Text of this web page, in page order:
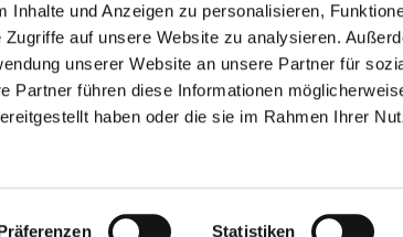
Inhalte und Anzeigen zu personalisieren,
auf unsere Website zu analysieren.
unserer Website an unsere Partner für
Partner führen diese Informationen
haben oder die sie im Rahmen Ihrer
Statistiken
Kontaktinformationen Impressum